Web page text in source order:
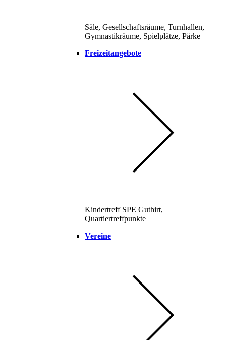
Säle, Gesellschaftsräume, Turnhallen,
Gymnastikräume, Spielplätze, Pärke
Freizeitangebote
Kindertreff SPE Guthirt,
Quartiertreffpunkte
Vereine